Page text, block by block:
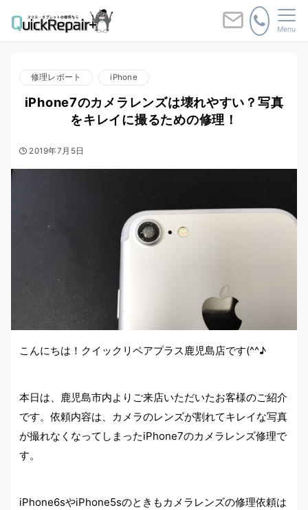
Menu
修理レポート iPhone
iPhone7のカメラレンズは壊れやすい？写真
をキレイに撮るための修理！
2019年7月5日
こんにちは！クイックリペアプラス鹿児島店です(^^♪
本日は、鹿児島市内よりご来店いただいたお客様のご紹介
です。依頼内容は、カメラのレンズが割れてキレイな写真
が撮れなくなってしまったiPhone7のカメラレンズ修理で
す。
iPhone6sやiPhone5sのときもカメラレンズの修理依頼は